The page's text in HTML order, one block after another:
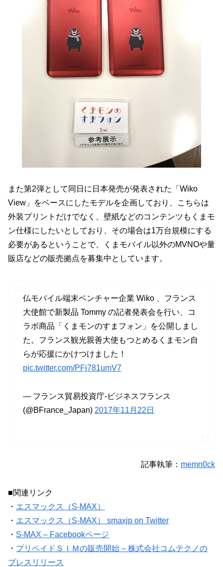
また第2弾として同日に日本発売が発表された「Wiko
View」をベースにしたモデルを企画しており、こちらは
外装プリントだけでなく、壁紙などのコンテンツもくまモ
ン仕様にしたいとしており、その場合は1万台規模にする
必要があるということで、くまモバイル以外のMVNOや量
販店などの販売拠点を募集中としています。
仏モバイル端末ベンチャー企業 Wiko 、フランス
大使館で新製品 Tommy の記者発表会を行い、コ
ラボ商品「くまモンのすまフォン」を公開しまし
た。フランス観光親善大使もつとめるくまモン自
らが応援にかけつけました！
pic.twitter.com/PFj781umV7
— フランス貿易投資庁-ビジネスフランス
(@BFrance_Japan) 2017年11月22日
記事執筆： memn0ck
■関連リンク
・ エスマックス（S-MAX）
・ エスマックス（S-MAX） smaxjp on Twitter
・ S-MAX – Facebookページ
・ プリペイドＳＩＭの販売開始 – 株式会社コムテクノの
プレスリリース